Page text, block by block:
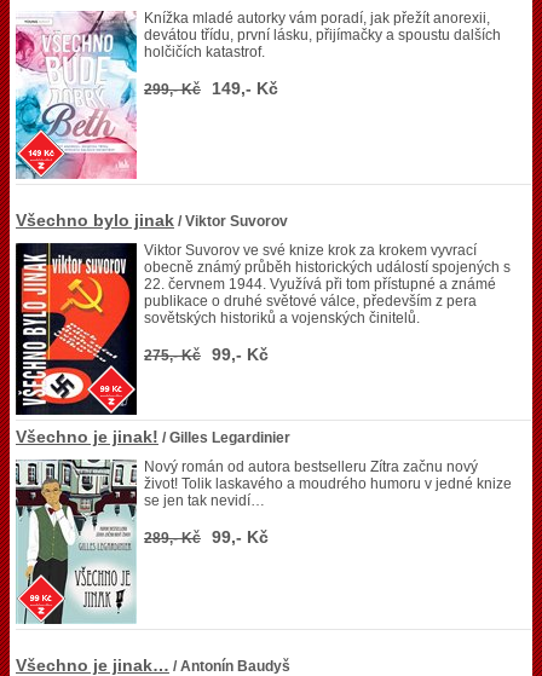
Knížka mladé autorky vám poradí, jak přežít anorexii,
devátou třídu, první lásku, přijímačky a spoustu dalších
holčičích katastrof.
299,- Kč 149,- Kč
Všechno bylo jinak / Viktor Suvorov
Viktor Suvorov ve své knize krok za krokem vyvrací
obecně známý průběh historických událostí spojených s
22. červnem 1944. Využívá při tom přístupné a známé
publikace o druhé světové válce, především z pera
sovětských historiků a vojenských činitelů.
275,- Kč 99,- Kč
Všechno je jinak! / Gilles Legardinier
Nový román od autora bestselleru Zítra začnu nový
život! Tolik laskavého a moudrého humoru v jedné knize
se jen tak nevidí…
289,- Kč 99,- Kč
Všechno je jinak… / Antonín Baudyš